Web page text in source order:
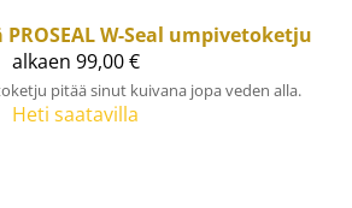
W-Seal umpivetoketju
alkaen 99,00 €
pitää sinut kuivana jopa veden alla.
Heti saatavilla